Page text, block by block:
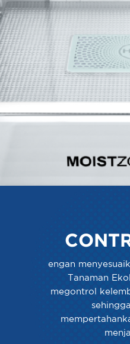
engan
Tanaman
megontrol